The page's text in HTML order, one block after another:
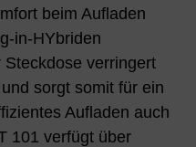
beim Aufladen
in-HYbriden
verringert
sorgt somit für ein
Aufladen auch
101 verfügt über